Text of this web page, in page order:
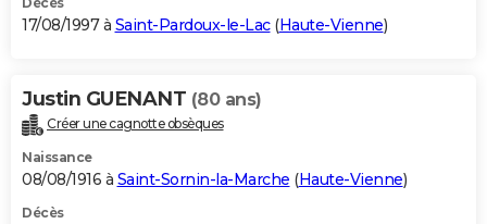
17/08/1997 à Saint-Pardoux-le-Lac(Haute-Vienne)
Justin GUENANT (80 ans)
Créer une cagnotte obsèques
Naissance
08/08/1916 à Saint-Sornin-la-Marche (Haute-Vienne)
Décès